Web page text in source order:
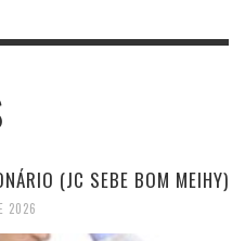
(JC SEBE BOM MEIHY)
2026